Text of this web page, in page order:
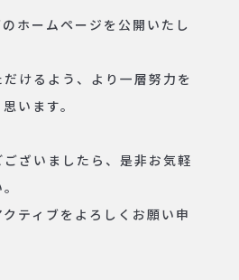
ホームページを公開いたし
けるよう、より一層努力を
います。
ざいましたら、是非お気軽
ティブをよろしくお願い申